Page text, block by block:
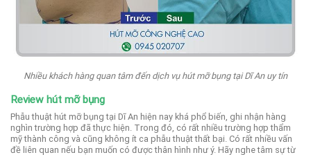
Nhiều khách hàng quan tâm đến dịch vụ hút mỡ bụng tại Dĩ An uy tín
Review hút mỡ bụng
Phẫu thuật hút mỡ bụng tại Dĩ An hiện nay khá phổ biến, ghi nhận hàng
nghìn trường hợp đã thực hiện. Trong đó, có rất nhiều trường hợp thẩm
mỹ thành công và cũng không ít ca phẫu thuật thất bại. Có rất nhiều vấn
đề liên quan nếu bạn muốn có được thân hình như ý. Hãy nghe tâm sự từ